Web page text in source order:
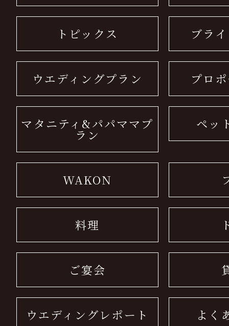
トピックス ブラ
ウエディングプラン プロ
マタニティ&パパママプ
ラン
ペッ
WAKON
料理
ご宴会
ウエディングレポート よく